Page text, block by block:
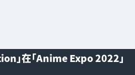
」在「Anime Expo 2022」